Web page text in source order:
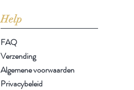
Help
FAQ
Verzending
Algemene voorwaarden
Privacybeleid